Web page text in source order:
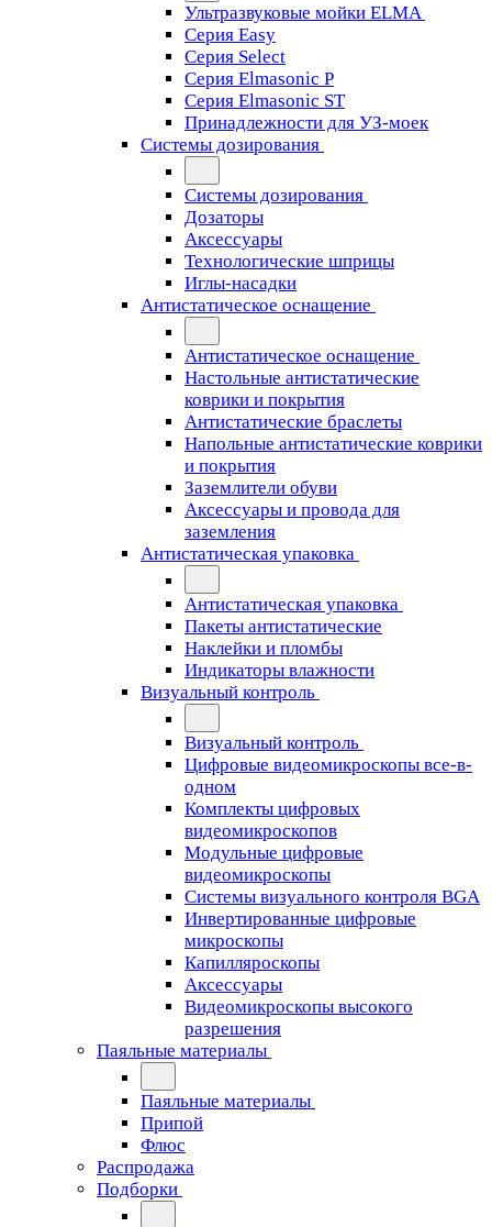
Ультразвуковые мойки ELMA
Серия Easy
Серия Select
Серия Elmasonic P
Серия Elmasonic ST
Принадлежности для УЗ-моек
Системы дозирования
Системы дозирования
Дозаторы
Аксессуары
Технологические шприцы
Иглы-насадки
Антистатическое оснащение
Антистатическое оснащение
Настольные антистатические
коврики и покрытия
Антистатические браслеты
Напольные антистатические коврики
и покрытия
Заземлители обуви
Аксессуары и провода для
заземления
Антистатическая упаковка
Антистатическая упаковка
Пакеты антистатические
Наклейки и пломбы
Индикаторы влажности
Визуальный контроль
Визуальный контроль
Цифровые видеомикроскопы все-в-
одном
Комплекты цифровых
видеомикроскопов
Модульные цифровые
видеомикроскопы
Cистемы визуального контроля BGA
Инвертированные цифровые
микроскопы
Капилляроскопы
Аксессуары
Видеомикроскопы высокого
разрешения
Паяльные материалы
Паяльные материалы
Припой
Флюс
Распродажа
Подборки